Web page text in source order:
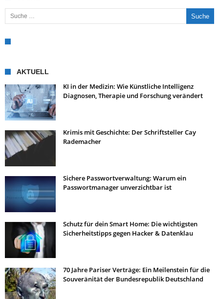
Suche nach:
AKTUELL
KI in der Medizin: Wie Künstliche Intelligenz
Diagnosen, Therapie und Forschung verändert
Krimis mit Geschichte: Der Schriftsteller Cay
Rademacher
Sichere Passwortverwaltung: Warum ein
Passwortmanager unverzichtbar ist
Schutz für dein Smart Home: Die wichtigsten
Sicherheitstipps gegen Hacker & Datenklau
70 Jahre Pariser Verträge: Ein Meilenstein für die
Souveränität der Bundesrepublik Deutschland